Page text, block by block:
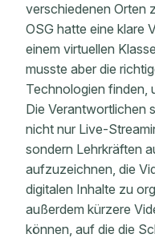
verschiedenen Orten
OSG hatte eine klare
einem virtuellen
musste aber die
Technologien finden,
Die Verantwortlichen
nicht nur Live-
sondern Lehrkräften
aufzuzeichnen, die
digitalen Inhalte zu
außerdem kürzere
können, auf die die